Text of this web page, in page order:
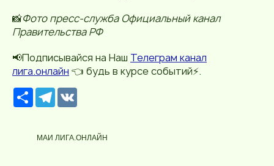
📸Фото пресс-служба Официальный канал
Правительства РФ
📢Подписывайся на Наш Телеграм канал
лига.онлайн 👈 будь в курсе событий⚡️.
Р
е
р
с
T
e
g
r
МАИ ЛИГА.ОНЛАЙН